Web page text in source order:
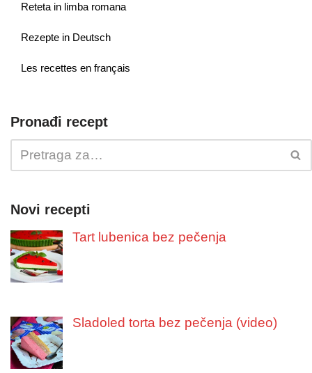
Reteta in limba romana
Rezepte in Deutsch
Les recettes en français
Pronađi recept
Novi recepti
Tart lubenica bez pečenja
Sladoled torta bez pečenja (video)